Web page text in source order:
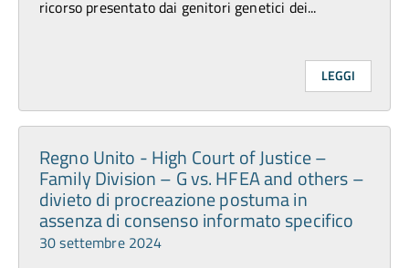
ricorso presentato dai genitori genetici dei...
LEGGI
Regno Unito - High Court of Justice –
Family Division – G vs. HFEA and others –
divieto di procreazione postuma in
assenza di consenso informato specifico
30 settembre 2024